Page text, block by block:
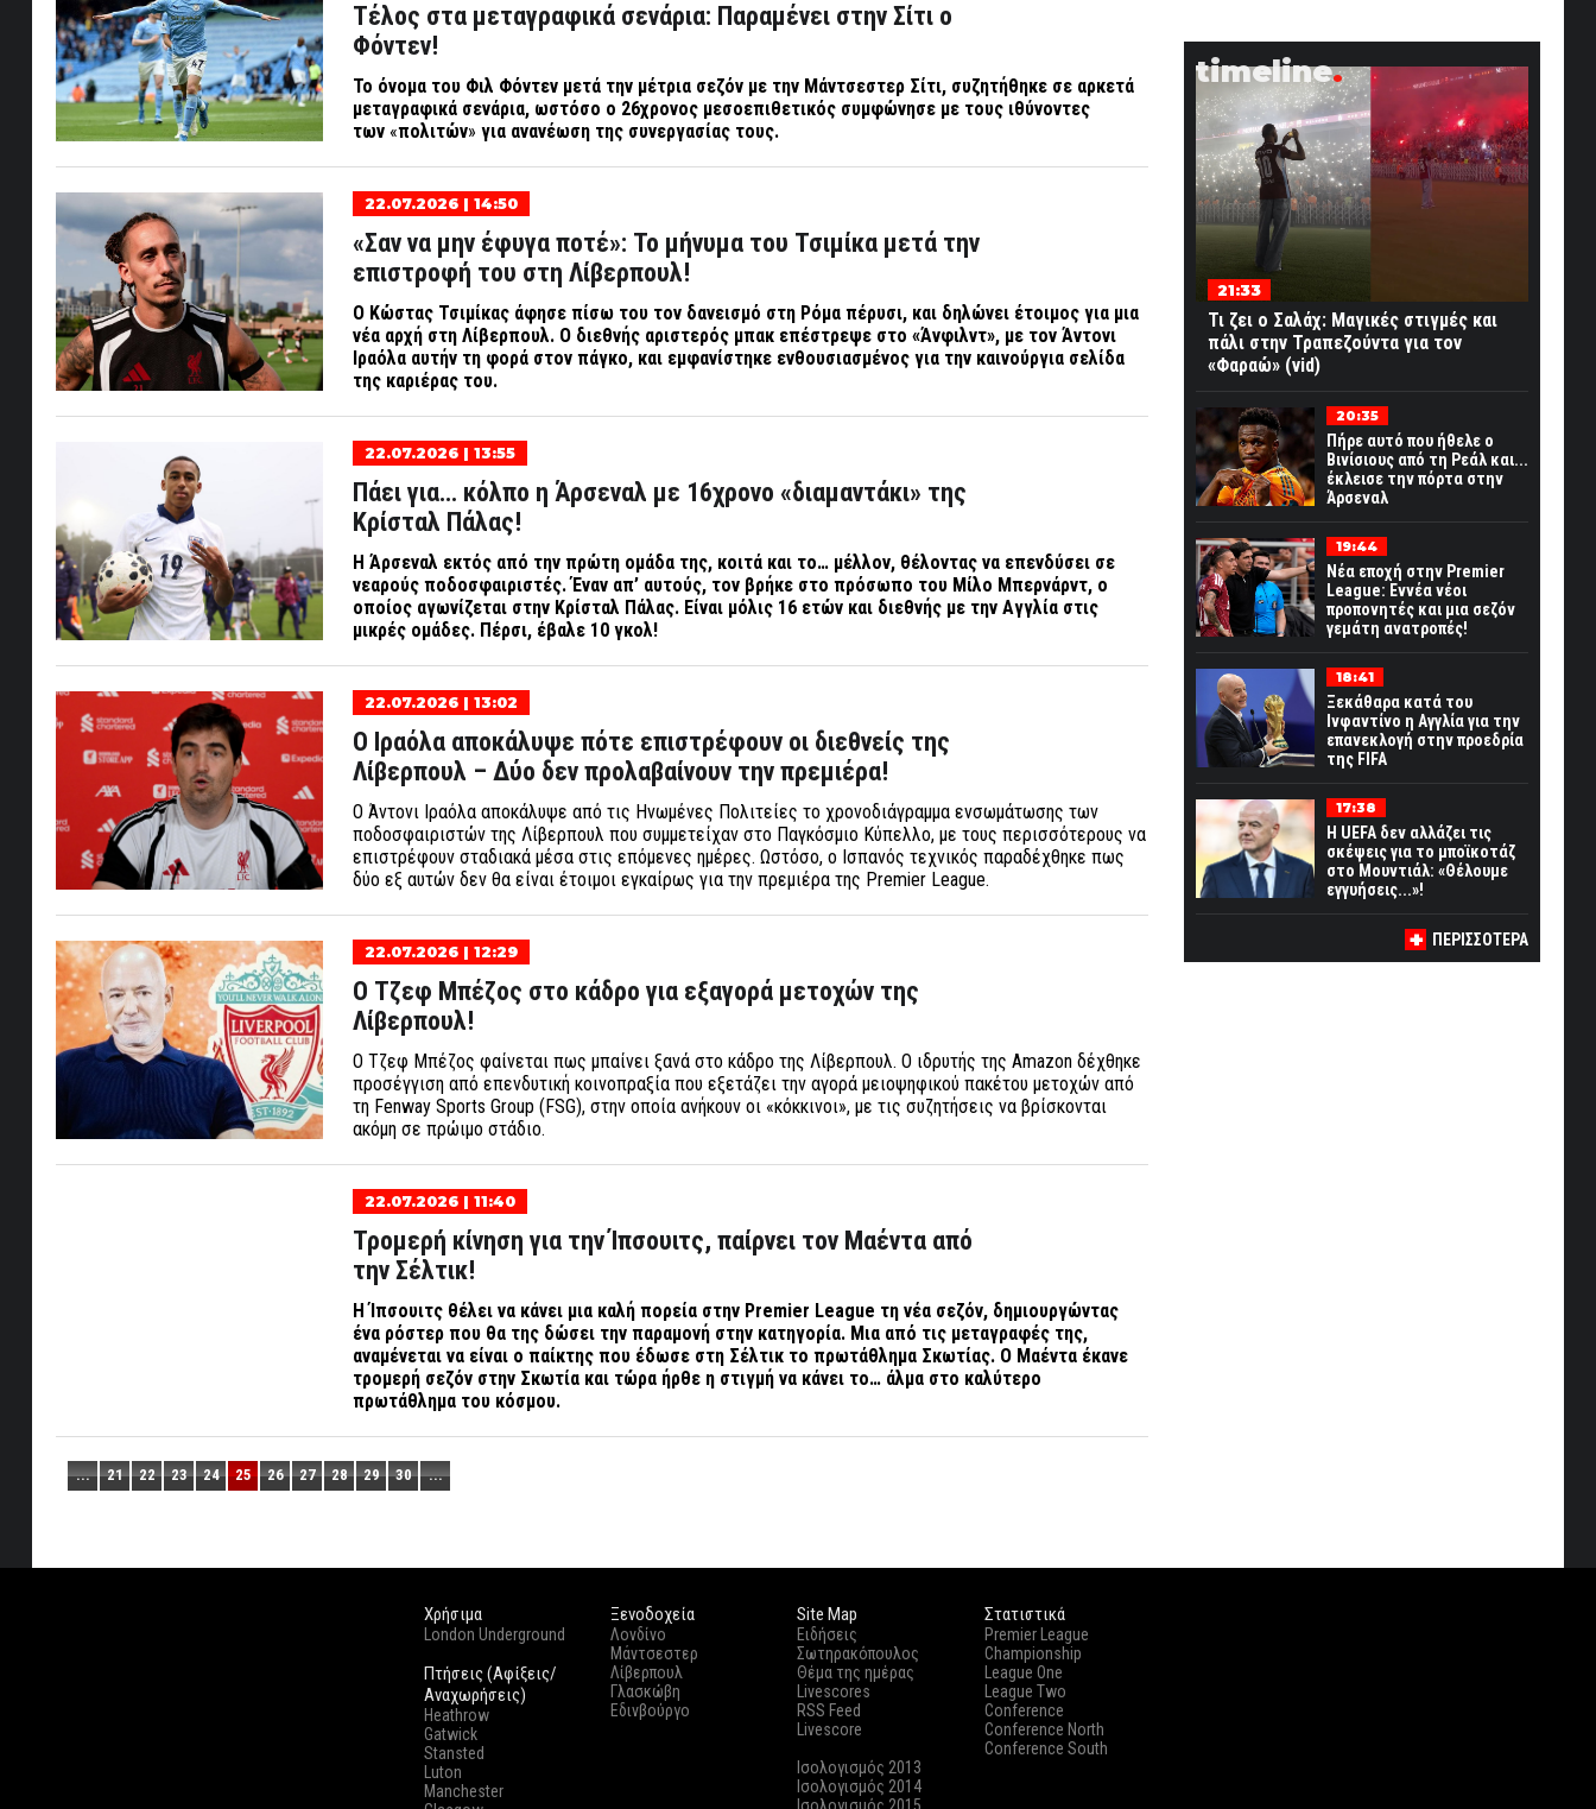
Τέλος στα μεταγραφικά σενάρια: Παραμένει στην Σίτι ο
Φόντεν!
Το όνομα του Φιλ Φόντεν μετά την μέτρια σεζόν με την Μάντσεστερ Σίτι, συζητήθηκε σε αρκετά
μεταγραφικά σενάρια, ωστόσο ο 26χρονος μεσοεπιθετικός συμφώνησε με τους ιθύνοντες
των «πολιτών» για ανανέωση της συνεργασίας τους.
22.07.2026 | 14:50
«Σαν να μην έφυγα ποτέ»: Το μήνυμα του Τσιμίκα μετά την
επιστροφή του στη Λίβερπουλ!
Ο Κώστας Τσιμίκας άφησε πίσω του τον δανεισμό στη Ρόμα πέρυσι, και δηλώνει έτοιμος για μια
νέα αρχή στη Λίβερπουλ. Ο διεθνής αριστερός μπακ επέστρεψε στο «Άνφιλντ», με τον Άντονι
Ιραόλα αυτήν τη φορά στον πάγκο, και εμφανίστηκε ενθουσιασμένος για την καινούργια σελίδα
της καριέρας του.
22.07.2026 | 13:55
Πάει για… κόλπο η Άρσεναλ με 16χρονο «διαμαντάκι» της
Κρίσταλ Πάλας!
Η Άρσεναλ εκτός από την πρώτη ομάδα της, κοιτά και το… μέλλον, θέλοντας να επενδύσει σε
νεαρούς ποδοσφαιριστές. Έναν απ’ αυτούς, τον βρήκε στο πρόσωπο του Μίλο Μπερνάρντ, ο
οποίος αγωνίζεται στην Κρίσταλ Πάλας. Είναι μόλις 16 ετών και διεθνής με την Αγγλία στις
μικρές ομάδες. Πέρσι, έβαλε 10 γκολ!
22.07.2026 | 13:02
Ο Ιραόλα αποκάλυψε πότε επιστρέφουν οι διεθνείς της
Λίβερπουλ – Δύο δεν προλαβαίνουν την πρεμιέρα!
Ο Άντονι Ιραόλα αποκάλυψε από τις Ηνωμένες Πολιτείες το χρονοδιάγραμμα ενσωμάτωσης των
ποδοσφαιριστών της Λίβερπουλ που συμμετείχαν στο Παγκόσμιο Κύπελλο, με τους περισσότερους να
επιστρέφουν σταδιακά μέσα στις επόμενες ημέρες. Ωστόσο, ο Ισπανός τεχνικός παραδέχθηκε πως
δύο εξ αυτών δεν θα είναι έτοιμοι εγκαίρως για την πρεμιέρα της Premier League.
22.07.2026 | 12:29
Ο Τζεφ Μπέζος στο κάδρο για εξαγορά μετοχών της
Λίβερπουλ!
Ο Τζεφ Μπέζος φαίνεται πως μπαίνει ξανά στο κάδρο της Λίβερπουλ. Ο ιδρυτής της Amazon δέχθηκε
προσέγγιση από επενδυτική κοινοπραξία που εξετάζει την αγορά μειοψηφικού πακέτου μετοχών από
τη Fenway Sports Group (FSG), στην οποία ανήκουν οι «κόκκινοι», με τις συζητήσεις να βρίσκονται
ακόμη σε πρώιμο στάδιο.
22.07.2026 | 11:40
Τρομερή κίνηση για την Ίπσουιτς, παίρνει τον Μαέντα από
την Σέλτικ!
Η Ίπσουιτς θέλει να κάνει μια καλή πορεία στην Premier League τη νέα σεζόν, δημιουργώντας
ένα ρόστερ που θα της δώσει την παραμονή στην κατηγορία. Μια από τις μεταγραφές της,
αναμένεται να είναι ο παίκτης που έδωσε στη Σέλτικ το πρωτάθλημα Σκωτίας. Ο Μαέντα έκανε
τρομερή σεζόν στην Σκωτία και τώρα ήρθε η στιγμή να κάνει το… άλμα στο καλύτερο
πρωτάθλημα του κόσμου.
... 21 22 23 24 25 26 27 28 29 30 ...
timeline
21:33
Τι ζει ο Σαλάχ: Μαγικές στιγμές και
πάλι στην Τραπεζούντα για τον
«Φαραώ» (vid)
20:35
Πήρε αυτό που ήθελε ο
Βινίσιους από τη Ρεάλ και...
έκλεισε την πόρτα στην
Άρσεναλ
19:44
Νέα εποχή στην Premier
League: Εννέα νέοι
προπονητές και μια σεζόν
γεμάτη ανατροπές!
18:41
Ξεκάθαρα κατά του
Ινφαντίνο η Αγγλία για την
επανεκλογή στην προεδρία
της FIFA
17:38
Η UEFA δεν αλλάζει τις
σκέψεις για το μποϊκοτάζ
στο Μουντιάλ: «Θέλουμε
εγγυήσεις...»!
ΠΕΡΙΣΣΟΤΕΡΑ
Χρήσιμα
London Underground
Πτήσεις (Αφίξεις/
Αναχωρήσεις)
Heathrow
Gatwick
Stansted
Luton
Manchester
Ξενοδοχεία
Λονδίνο
Μάντσεστερ
Λίβερπουλ
Γλασκώβη
Εδινβούργο
Site Map
Ειδήσεις
Σωτηρακόπουλος
Θέμα της ημέρας
Livescores
RSS Feed
Livescore
Ισολογισμός 2013
Ισολογισμός 2014
Στατιστικά
Premier League
Championship
League One
League Two
Conference
Conference North
Conference South